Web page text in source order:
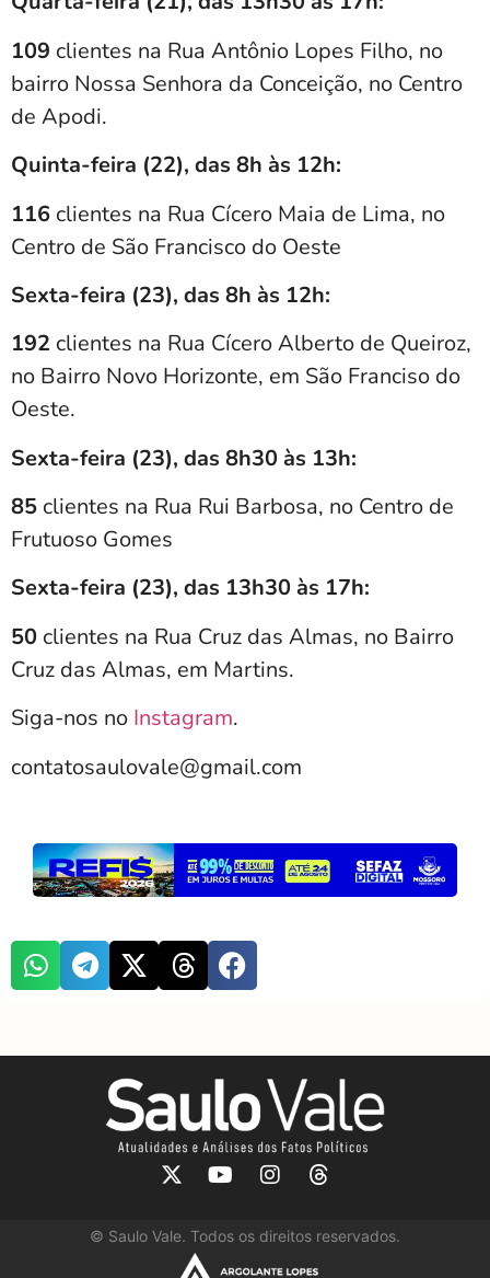
109 clientes na Rua Antônio Lopes Filho, no
bairro Nossa Senhora da Conceição, no Centro
de Apodi.
Quinta-feira (22), das 8h às 12h:
116 clientes na Rua Cícero Maia de Lima, no
Centro de São Francisco do Oeste
Sexta-feira (23), das 8h às 12h:
192 clientes na Rua Cícero Alberto de Queiroz,
no Bairro Novo Horizonte, em São Franciso do
Oeste.
Sexta-feira (23), das 8h30 às 13h:
85 clientes na Rua Rui Barbosa, no Centro de
Frutuoso Gomes
Sexta-feira (23), das 13h30 às 17h:
50 clientes na Rua Cruz das Almas, no Bairro
Cruz das Almas, em Martins.
Siga-nos no Instagram.
contatosaulovale@gmail.com
© Saulo Vale. Todos os direitos reservados.